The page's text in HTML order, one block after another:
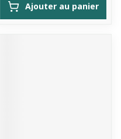
Ajouter au panier